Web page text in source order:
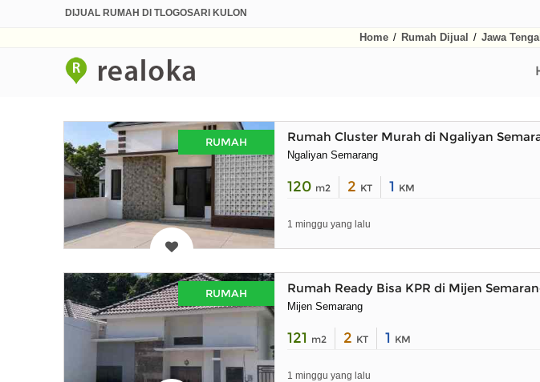
DIJUAL RUMAH DI TLOGOSARI KULON
Home / Rumah Dijual / Jawa
RUMAH Rumah Cluster Murah di Ngaliyan
Ngaliyan Semarang
120 m2 2 KT 1 KM
1 minggu yang lalu
RUMAH Rumah Ready Bisa KPR di Mijen
Mijen Semarang
121 m2 2 KT 1 KM
1 minggu yang lalu